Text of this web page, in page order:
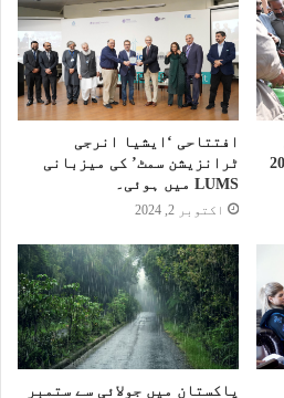
مہم 2025
افتتاحی ‘ایشیا انرجی
ٹرانزیشن سمٹ’ کی میزبانی
LUMS میں ہوئی۔
اکتوبر 2, 2024
پاکستان میں جولائی سے ستمبر